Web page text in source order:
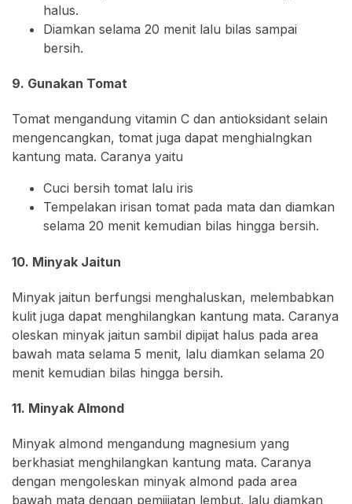
halus.
Diamkan selama 20 menit lalu bilas sampai
bersih.
9. Gunakan Tomat
Tomat mengandung vitamin C dan antioksidant selain
mengencangkan, tomat juga dapat menghialngkan
kantung mata. Caranya yaitu
Cuci bersih tomat lalu iris
Tempelakan irisan tomat pada mata dan diamkan
selama 20 menit kemudian bilas hingga bersih.
10. Minyak Jaitun
Minyak jaitun berfungsi menghaluskan, melembabkan
kulit juga dapat menghilangkan kantung mata. Caranya
oleskan minyak jaitun sambil dipijat halus pada area
bawah mata selama 5 menit, lalu diamkan selama 20
menit kemudian bilas hingga bersih.
11. Minyak Almond
Minyak almond mengandung magnesium yang
berkhasiat menghilangkan kantung mata. Caranya
dengan mengoleskan minyak almond pada area
bawah mata dengan pemijiatan lembut, lalu diamkan